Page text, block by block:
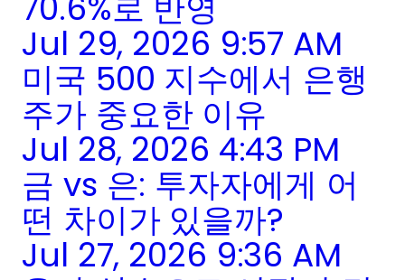
Jul 29, 2026 9:57 AM
미국 500 지수에서 은행
주가 중요한 이유
Jul 28, 2026 4:43 PM
금 vs 은: 투자자에게 어
떤 차이가 있을까?
Jul 27, 2026 9:36 AM